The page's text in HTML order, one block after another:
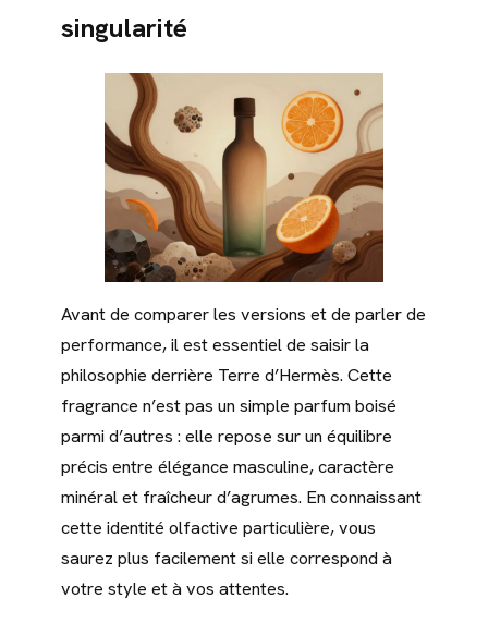
singularité
Avant de comparer les versions et de parler de
performance, il est essentiel de saisir la
philosophie derrière Terre d’Hermès. Cette
fragrance n’est pas un simple parfum boisé
parmi d’autres : elle repose sur un équilibre
précis entre élégance masculine, caractère
minéral et fraîcheur d’agrumes. En connaissant
cette identité olfactive particulière, vous
saurez plus facilement si elle correspond à
votre style et à vos attentes.